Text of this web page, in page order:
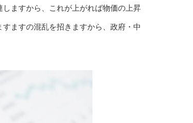
ますから、これが上がれば物価の上昇
ますの混乱を招きますから、政府・中